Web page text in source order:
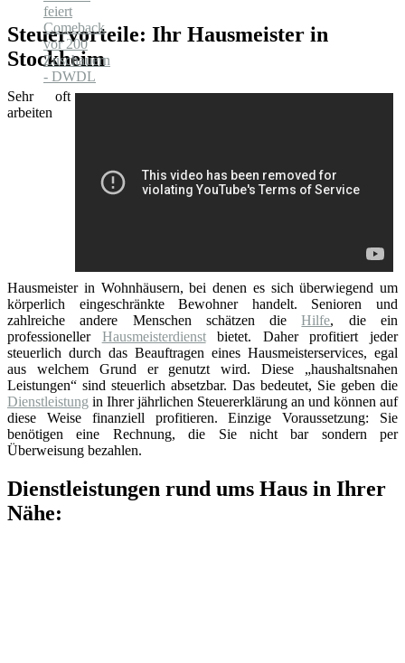
Steuervorteile: Ihr Hausmeister in
Stockheim
Sehr oft
arbeiten
Hausmeister in Wohnhäusern, bei denen es sich überwiegend um
körperlich eingeschränkte Bewohner handelt. Senioren und
zahlreiche andere Menschen schätzen dieHilfe, die ein
professioneller Hausmeisterdienstbietet. Daher profitiert jeder
steuerlich durch das Beauftragen eines Hausmeisterservices, egal
aus welchem Grund er genutzt wird. Diese „haushaltsnahen
Leistungen“ sind steuerlich absetzbar. Das bedeutet, Sie geben die
Dienstleistung in Ihrer jährlichen Steuererklärung an und können auf
diese Weise finanziell profitieren. Einzige Voraussetzung: Sie
benötigen eine Rechnung, die Sie nicht bar sondern per
Überweisung bezahlen.
Dienstleistungen rund ums Haus in Ihrer
Nähe: